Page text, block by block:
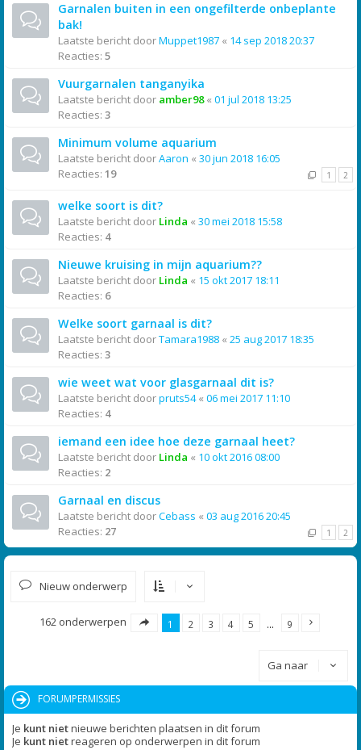
Garnalen buiten in een ongefilterde onbeplante
bak!
Laatste bericht doorMuppet1987 « 14 sep 2018 20:37
Reacties: 5
Vuurgarnalen tanganyika
Laatste bericht door amber98« 01 jul 2018 13:25
Reacties: 3
Minimum volume aquarium
Laatste bericht doorAaron « 30 jun 2018 16:05
Reacties: 19 1 2
welke soort is dit?
Laatste bericht door Linda « 30 mei 2018 15:58
Reacties: 4
Nieuwe kruising in mijn aquarium??
Laatste bericht door Linda « 15 okt 2017 18:11
Reacties: 6
Welke soort garnaal is dit?
Laatste bericht doorTamara1988 « 25 aug 2017 18:35
Reacties: 3
wie weet wat voor glasgarnaal dit is?
Laatste bericht doorpruts54« 06 mei 2017 11:10
Reacties: 4
iemand een idee hoe deze garnaal heet?
Laatste bericht door Linda « 10 okt 2016 08:00
Reacties: 2
Garnaal en discus
Laatste bericht doorCebass « 03 aug 2016 20:45
Reacties: 27 1 2
Nieuw onderwerp
162 onderwerpen 1 2 3 4 5 … 9
Ga naar
FORUMPERMISSIES
Je kunt nietnieuwe berichten plaatsen in dit forum
Je kunt nietreageren op onderwerpen in dit forum